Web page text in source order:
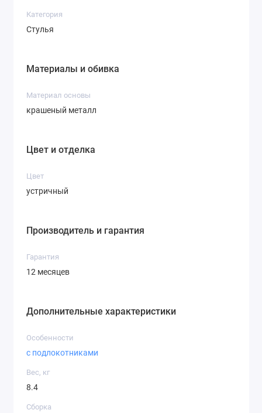
Категория
Стулья
Материалы и обивка
Материал основы
крашеный металл
Цвет и отделка
Цвет
устричный
Производитель и гарантия
Гарантия
12 месяцев
Дополнительные характеристики
Особенности
с подлокотниками
Вес, кг
8.4
Сборка